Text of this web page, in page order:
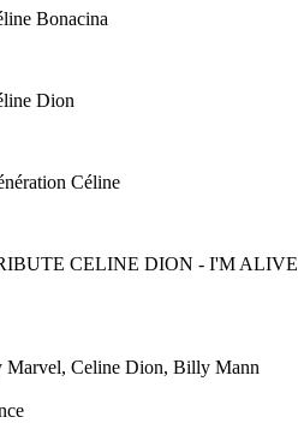
Bonacina
Dion
Céline
CELINE DION - I'M ALIVE
Marvel, Celine Dion, Billy Mann